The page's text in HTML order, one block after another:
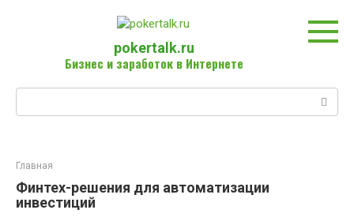
pokertalk.ru
Бизнес и заработок в Интернете
Главная
Финтех-решения для автоматизации
инвестиций